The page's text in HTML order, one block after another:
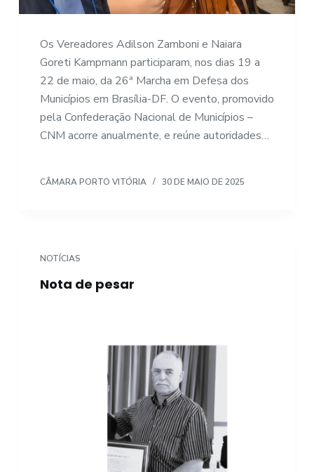
Os Vereadores Adilson Zamboni e Naiara
Goreti Kampmann participaram, nos dias 19 a
22 de maio, da 26ª Marcha em Defesa dos
Municípios em Brasília-DF. O evento, promovido
pela Confederação Nacional de Municípios –
CNM acorre anualmente, e reúne autoridades…
CÂMARA PORTO VITÓRIA 30 DE MAIO DE 2025
NOTÍCIAS
Nota de pesar